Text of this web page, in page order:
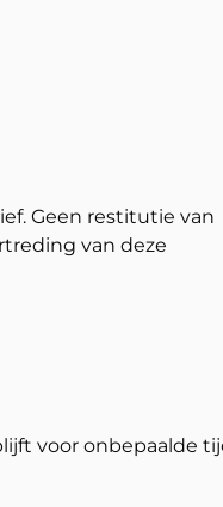
Geen restitutie van
van deze
voor onbepaalde